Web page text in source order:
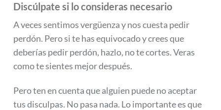
Discúlpate si lo consideras necesario
A veces sentimos vergüenza y nos cuesta pedir
perdón. Pero si te has equivocado y crees que
deberías pedir perdón, hazlo, no te cortes. Veras
como te sientes mejor después.
Pero ten en cuenta que alguien puede no aceptar
tus disculpas. No pasa nada. Lo importante es que